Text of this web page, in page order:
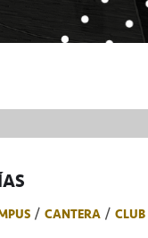
CANTERA
CLUB